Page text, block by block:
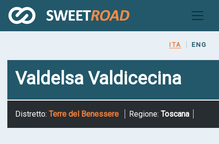
al
contenuto
ITA ENG
Valdelsa Valdicecina
Distretto: Terre del Benessere Regione: Toscana